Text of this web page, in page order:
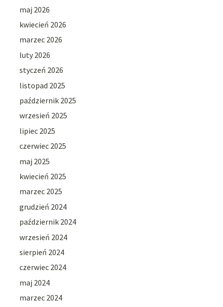
maj 2026
kwiecień 2026
marzec 2026
luty 2026
styczeń 2026
listopad 2025
październik 2025
wrzesień 2025
lipiec 2025
czerwiec 2025
maj 2025
kwiecień 2025
marzec 2025
grudzień 2024
październik 2024
wrzesień 2024
sierpień 2024
czerwiec 2024
maj 2024
marzec 2024